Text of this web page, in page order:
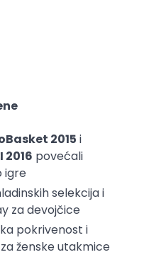
2015 i
2016 povećali
igre
selekcija i
za devojčice
pokrivenost i
ženske utakmice